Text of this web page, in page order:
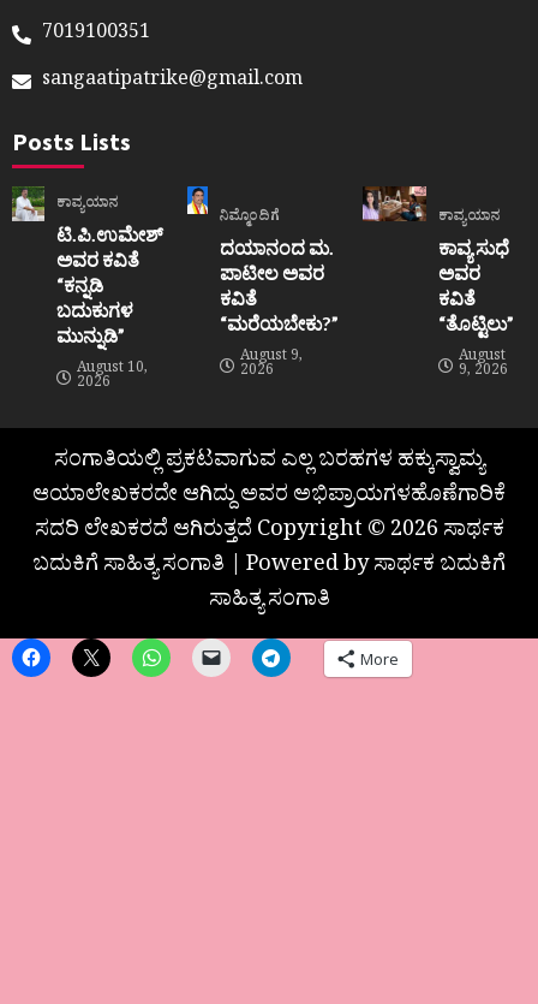
7019100351
sangaatipatrike@gmail.com
Posts Lists
ಕಾವ್ಯಯಾನ
ಟಿ.ಪಿ.ಉಮೇಶ್
ಅವರ ಕವಿತೆ
“ಕನ್ನಡಿ
ಬದುಕುಗಳ
ಮುನ್ನುಡಿ”
August 10,
2026
ನಿಮ್ಮೊಂದಿಗೆ
ದಯಾನಂದ ಮ.
ಪಾಟೀಲ ಅವರ
ಕವಿತೆ
“ಮರೆಯಬೇಕು?”
August 9,
2026
ಕಾವ್ಯಯಾನ
ಕಾವ್ಯ ಸುಧೆ
ಅವರ
ಕವಿತೆ
“ತೊಟ್ಟಿಲು”
August
9, 2026
ಸಂಗಾತಿಯಲ್ಲಿ ಪ್ರಕಟವಾಗುವ ಎಲ್ಲ ಬರಹಗಳ ಹಕ್ಕುಸ್ವಾಮ್ಯ
ಆಯಾಲೇಖಕರದೇ ಆಗಿದ್ದು ಅವರ ಅಭಿಪ್ರಾಯಗಳಹೊಣೆಗಾರಿಕೆ
ಸದರಿ ಲೇಖಕರದೆ ಆಗಿರುತ್ತದೆ Copyright © 2026 ಸಾರ್ಥಕ
ಬದುಕಿಗೆ ಸಾಹಿತ್ಯ ಸಂಗಾತಿ | Powered by ಸಾರ್ಥಕ ಬದುಕಿಗೆ
ಸಾಹಿತ್ಯ ಸಂಗಾತಿ
More